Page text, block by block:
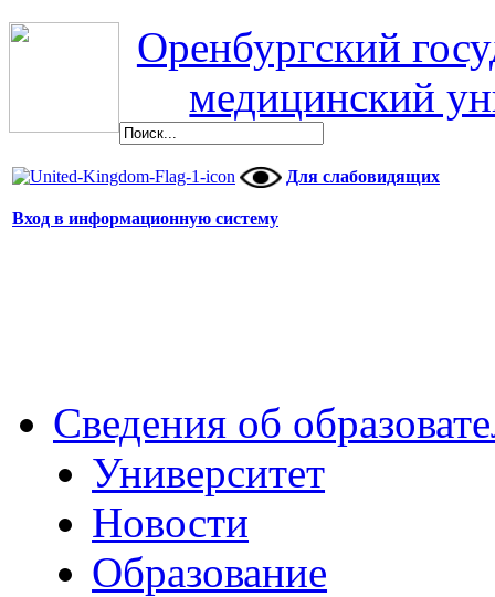
Оренбургский
медицинский
Для слабовидящих
Вход в информационную систему
Сведения об
Университет
Новости
Образование